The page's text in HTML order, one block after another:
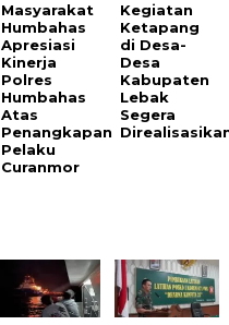
Masyarakat
Humbahas
Apresiasi
Kinerja
Polres
Humbahas
Atas
Penangkapan
Pelaku
Curanmor
Kegiatan
Ketapang
di Desa-
Desa
Kabupaten
Lebak
Segera